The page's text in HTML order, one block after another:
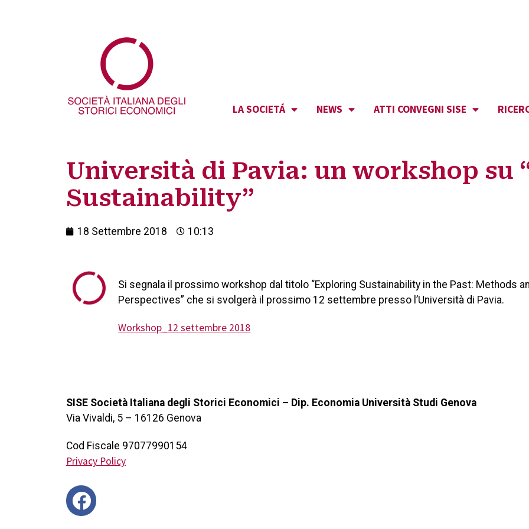
LA SOCIETÁ NEWS ATTI CONVEGNI SISE
Università di Pavia: un workshop su
Sustainability”
18 Settembre 2018 10:13
Si segnala il prossimo workshop dal titolo “Exploring Sustainability in the Past: Methods
Perspectives” che si svolgerà il prossimo 12 settembre presso l’Università di Pavia.
Workshop_12 settembre 2018
SISE Società Italiana degli Storici Economici – Dip. Economia Università Studi Genova
Via Vivaldi, 5 – 16126 Genova
Cod Fiscale 97077990154
Privacy Policy